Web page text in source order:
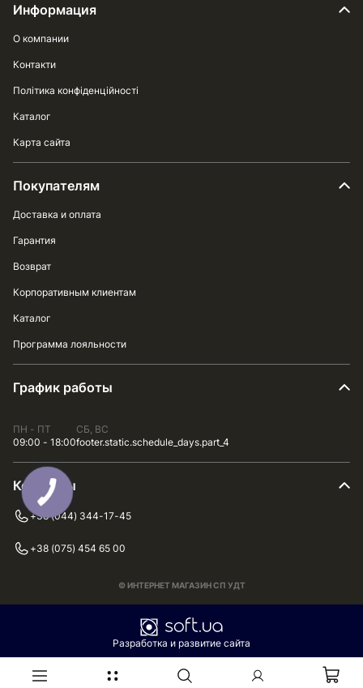
Информация
О компании
Контакти
Політика конфіденційності
Каталог
Карта сайта
Покупателям
Доставка и оплата
Гарантия
Возврат
Корпоративным клиентам
Каталог
Программа лояльности
График работы
ПН - ПТ
09:00 - 18:00
СБ, ВС
footer.static.schedule_days.part_4
Контакты
+38 (044) 344-17-45
+38 (075) 454 65 00
© ИНТЕРНЕТ МАГАЗИН СП УДТ
Разработка и развитие сайта